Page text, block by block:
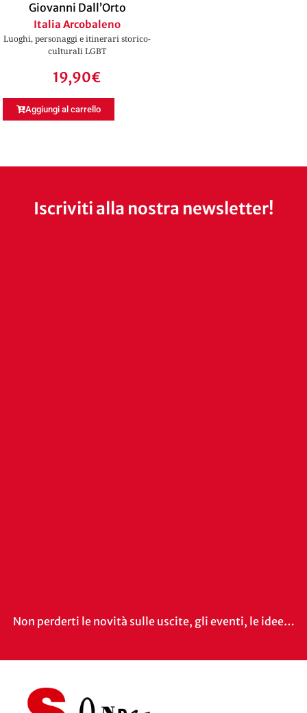
Giovanni Dall’Orto
Italia Arcobaleno
Luoghi, personaggi e itinerari storico-
culturali LGBT
19,90€
Aggiungi al carrello
Iscriviti alla nostra newsletter!
Non perderti le novità sulle uscite, gli eventi, le idee…